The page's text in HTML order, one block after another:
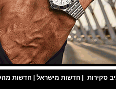
| חדשות מישראל | חדשות מהעולם |